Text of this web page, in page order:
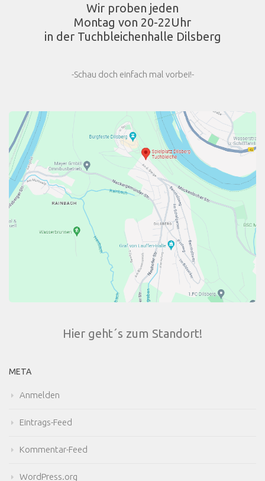
Wir proben jeden
Montag von 20-22Uhr
in der Tuchbleichenhalle Dilsberg
-Schau doch einfach mal vorbei!-
Hier geht´s zum Standort!
META
Anmelden
Eintrags-Feed
Kommentar-Feed
WordPress.org